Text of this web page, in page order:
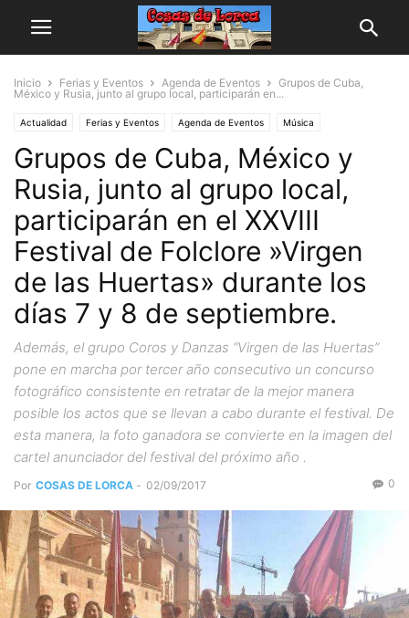
Inicio Ferias y Eventos Agenda de Eventos
Grupos de Cuba,
México y Rusia, junto al grupo local, participarán en...
Actualidad Ferias y Eventos Agenda de Eventos Música
Grupos de Cuba, México y
Rusia, junto al grupo local,
participarán en el XXVIII
Festival de Folclore »Virgen
de las Huertas» durante los
días 7 y 8 de septiembre.
Además, el grupo Coros y Danzas “Virgen de las Huertas”
pone en marcha por tercer año consecutivo un concurso
fotográfico consistente en retratar de la mejor manera
posible los actos que se llevan a cabo durante el festival. De
esta manera, la foto ganadora se convierte en la imagen del
cartel anunciador del festival del próximo año .
Por COSAS DE LORCA - 02/09/2017 0